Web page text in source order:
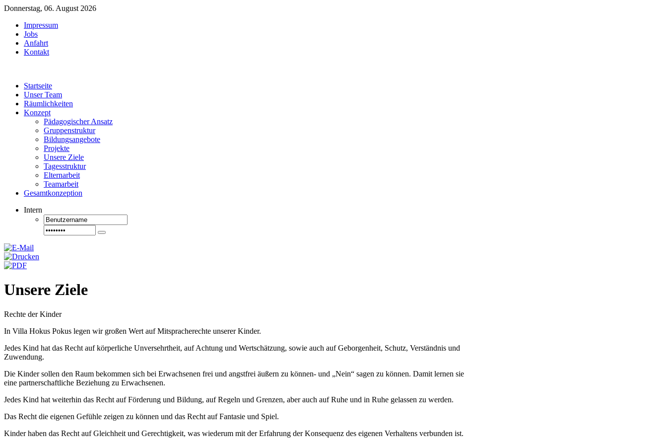
Donnerstag, 06. August 2026
Impressum
Jobs
Anfahrt
Kontakt
Startseite
Unser Team
Räumlichkeiten
Konzept
Pädagogischer Ansatz
Gruppenstruktur
Bildungsangebote
Projekte
Unsere Ziele
Tagesstruktur
Elternarbeit
Teamarbeit
Gesamtkonzeption
Intern
Unsere Ziele
Rechte der Kinder
In Villa Hokus Pokus legen wir großen Wert auf Mitspracherechte unserer Kinder.
Jedes Kind hat das Recht auf körperliche Unversehrtheit, auf Achtung und Wertschätzung, sowie auch auf Geborgenheit, Schutz, Verständnis und
Zuwendung.
Die Kinder sollen den Raum bekommen sich bei Erwachsenen frei und angstfrei äußern zu können- und „Nein“ sagen zu können. Damit lernen sie
eine partnerschaftliche Beziehung zu Erwachsenen.
Jedes Kind hat weiterhin das Recht auf Förderung und Bildung, auf Regeln und Grenzen, aber auch auf Ruhe und in Ruhe gelassen zu werden.
Das Recht die eigenen Gefühle zeigen zu können und das Recht auf Fantasie und Spiel.
Kinder haben das Recht auf Gleichheit und Gerechtigkeit, was wiederum mit der Erfahrung der Konsequenz des eigenen Verhaltens verbunden ist.